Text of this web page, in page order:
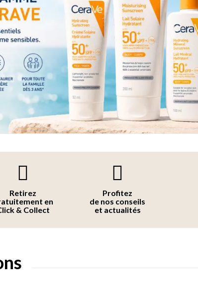
Retirez
en
& Collect
Profitez
de nos conseils
et actualités